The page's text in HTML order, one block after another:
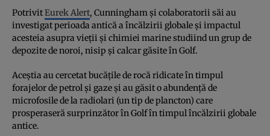
PotrivitEurek Alert, Cunningham și colaboratorii săi au
investigat perioada antică a încălzirii globale și impactul
acesteia asupra vieții și chimiei marine studiind un grup de
depozite de noroi, nisip și calcar găsite în Golf.
Aceștia au cercetat bucățile de rocă ridicate în timpul
forajelor de petrol și gaze și au găsit o abundență de
microfosile de la radiolari (un tip de plancton) care
prosperaseră surprinzător în Golf în timpul încălzirii globale
antice.